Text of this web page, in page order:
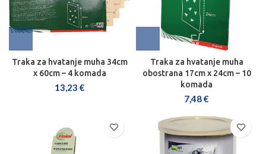
Traka za hvatanje muha 34cm
x 60cm – 4 komada
13,23 €
Traka za hvatanje muha
obostrana 17cm x 24cm – 10
komada
7,48€